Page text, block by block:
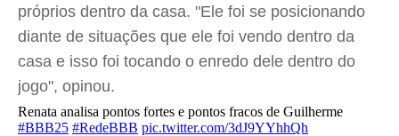
próprios dentro da casa. "Ele foi se posicionando
diante de situações que ele foi vendo dentro da
casa e isso foi tocando o enredo dele dentro do
jogo", opinou.
Renata analisa pontos fortes e pontos fracos de Guilherme
#BBB25 #RedeBBB pic.twitter.com/3dJ9YYhhQh